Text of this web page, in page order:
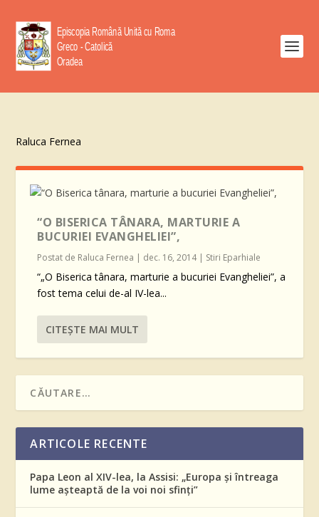
Raluca Fernea
“O BISERICA TÂNARA, MARTURIE A
BUCURIEI EVANGHELIEI”,
Postat de Raluca Fernea | dec. 16, 2014| Stiri Eparhiale
“„O Biserica tânara, marturie a bucuriei Evangheliei”, a
fost tema celui de-al IV-lea...
CITEŞTE MAI MULT
ARTICOLE RECENTE
Papa Leon al XIV-lea, la Assisi: „Europa și întreaga
lume așteaptă de la voi noi sfinți”